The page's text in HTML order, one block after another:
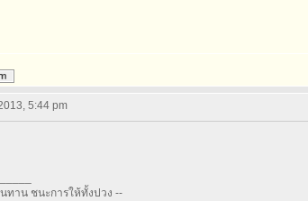
5:44 pm
ทาน ชนะการให้ทั้งปวง --